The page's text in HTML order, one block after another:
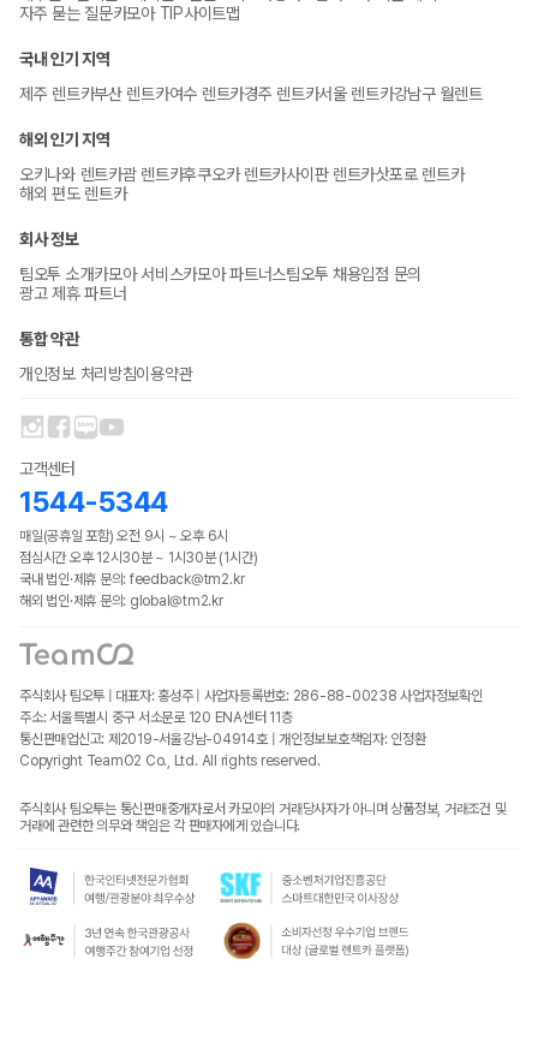
자주 묻는 질문카모아 TIP사이트맵
국내 인기 지역
제주 렌트카부산 렌트카여수 렌트카경주 렌트카서울 렌트카강남구 월렌트
해외 인기 지역
오키나와 렌트카괌 렌트카후쿠오카 렌트카사이판 렌트카삿포로 렌트카
해외 편도 렌트카
회사 정보
팀오투 소개카모아 서비스카모아 파트너스팀오투 채용입점 문의
광고 제휴 파트너
통합 약관
개인정보 처리방침이용약관
고객센터
1544-5344
매일(공휴일 포함) 오전 9시 ~ 오후 6시
점심시간 오후 12시30분 ~ 1시30분 (1시간)
국내 법인·제휴 문의: feedback@tm2.kr
해외 법인·제휴 문의: global@tm2.kr
주식회사 팀오투 | 대표자: 홍성주 | 사업자등록번호: 286-88-00238 사업자정보확인
주소: 서울특별시 중구 서소문로 120 ENA센터 11층
통신판매업신고: 제2019-서울강남-04914호 | 개인정보보호책임자: 인정환
Copyright TeamO2 Co., Ltd. All rights reserved.
주식회사 팀오투는 통신판매중개자로서 카모아의 거래당사자가 아니며 상품정보, 거래조건 및
거래에 관련한 의무와 책임은 각 판매자에게 있습니다.